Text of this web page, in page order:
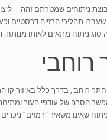
ניתוחים שמטרתם זהה –
שעברו תהליכי הרזייה
סוג ניתוח מתאים לאותו
רוחבי
רוחבי, בדרך כלל באיזור
הסרה של עודפי העור
שאינו משאיר “רמזים”